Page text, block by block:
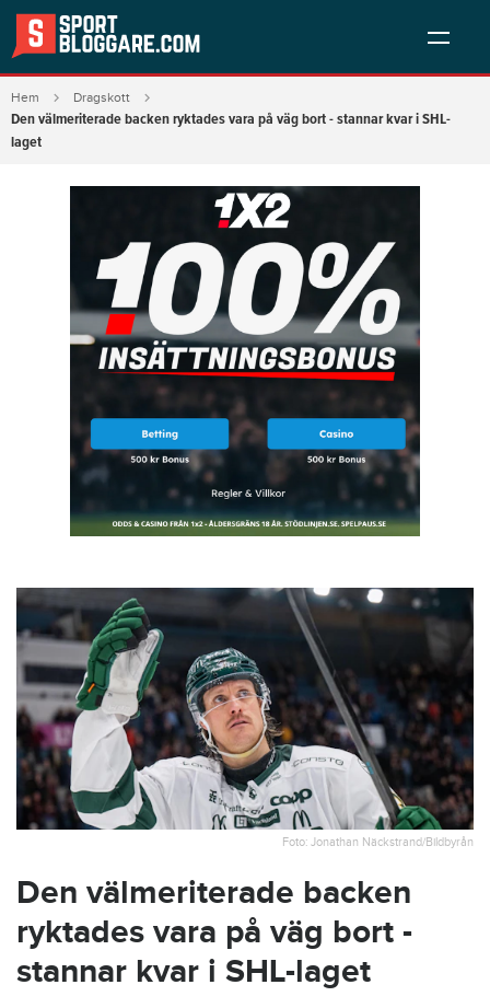
Hem Dragskott
Den välmeriterade backen ryktades vara på väg bort - stannar kvar i SHL-
laget
Foto: Jonathan Näckstrand/Bildbyrån
Den välmeriterade backen
ryktades vara på väg bort -
stannar kvar i SHL-laget